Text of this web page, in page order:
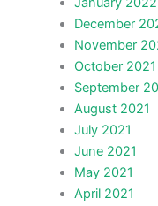
December
November
October 2021
September
August 2021
July 2021
June 2021
May 2021
April 2021